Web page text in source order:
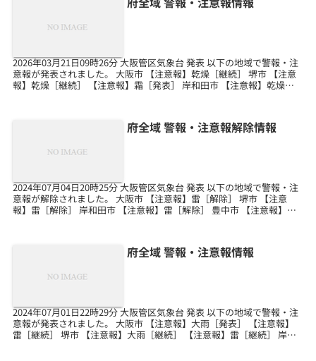
2026年03月21日09時26分 大阪管区気象台 発表 以下の地域で警報・注
意報が発表されました。 大阪市 【注意報】乾燥［継続］ 堺市 【注意
報】乾燥［継続］ 【注意報】霜［発表］ 岸和田市 【注意報】乾燥
府全域 警報・注意報解除情報
2024年07月04日20時25分 大阪管区気象台 発表 以下の地域で警報・注
意報が解除されました。 大阪市 【注意報】雷［解除］ 堺市 【注意
報】雷［解除］ 岸和田市 【注意報】雷［解除］ 豊中市 【注意報】雷
府全域 警報・注意報情報
2024年07月01日22時29分 大阪管区気象台 発表 以下の地域で警報・注
意報が発表されました。 大阪市 【注意報】大雨［発表］ 【注意報】
雷［継続］ 堺市 【注意報】大雨［継続］ 【注意報】雷［継続］ 岸和